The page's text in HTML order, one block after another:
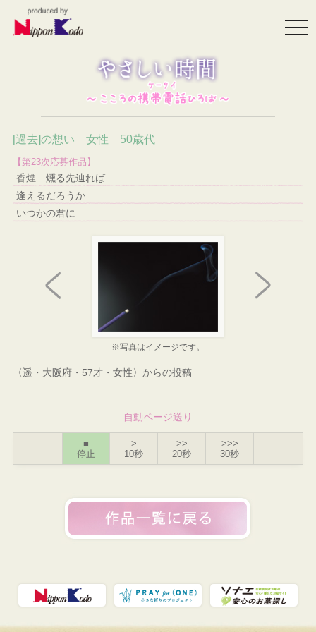
[過去]の想い 女性 50歳代
【第23次応募作品】
香煙 燻る先辿れば
逢えるだろうか
いつかの君に
※写真はイメージです。
〈遥・大阪府・57才・女性〉からの投稿
自動ページ送り
■
停止
>
10秒
>>
20秒
>>>
30秒